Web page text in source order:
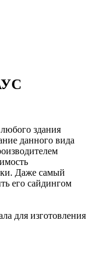
здания
данного вида
Даже самый
его сайдингом
для изготовления